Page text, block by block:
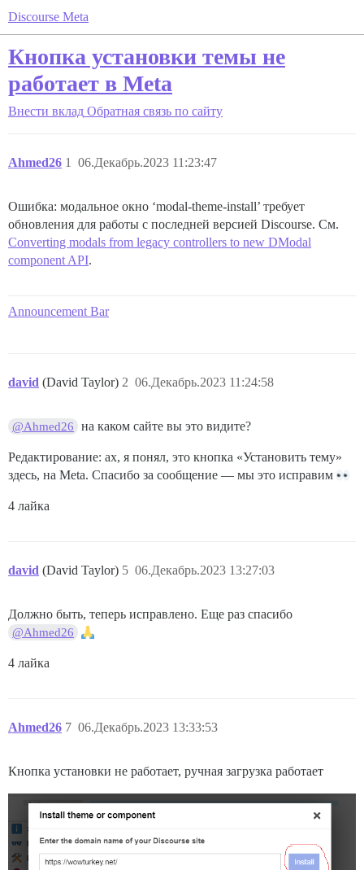
Discourse Meta
Кнопка установки темы не
работает в Meta
Внести вклад Обратная связь по сайту
Ahmed26 06.Декабрь.2023 11:23:47
1
Ошибка: модальное окно ‘modal-theme-install’ требует
обновления для работы с последней версией Discourse. См.
Converting modals from legacy controllers to new DModal
component API.
Announcement Bar
david (David Taylor) 06.Декабрь.2023 11:24:58
2
@Ahmed26 на каком сайте вы это видите?
Редактирование: ах, я понял, это кнопка «Установить тему»
здесь, на Meta. Спасибо за сообщение — мы это исправим
4 лайка
david (David Taylor) 06.Декабрь.2023 13:27:03
5
Должно быть, теперь исправлено. Еще раз спасибо
@Ahmed26
4 лайка
Ahmed26 06.Декабрь.2023 13:33:53
7
Кнопка установки не работает, ручная загрузка работает